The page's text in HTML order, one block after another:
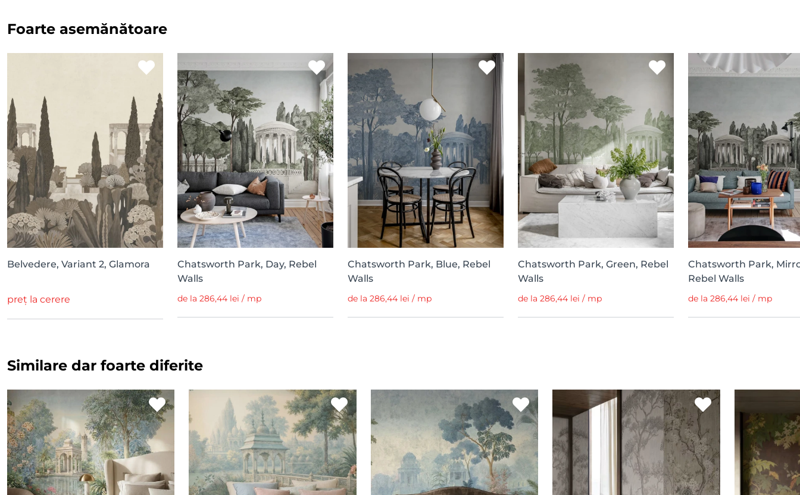
Foarte asemănătoare
Belvedere, Variant 2, Glamora
preț la cerere
Chatsworth Park, Day, Rebel
Walls
de la 286,44 lei / mp
Chatsworth Park, Blue, Rebel
Walls
de la 286,44 lei / mp
Chatsworth Park, Green, Rebel
Walls
de la 286,44 lei / mp
Chatsworth Park,
Rebel Walls
de la 286,44 lei / mp
Similare dar foarte diferite